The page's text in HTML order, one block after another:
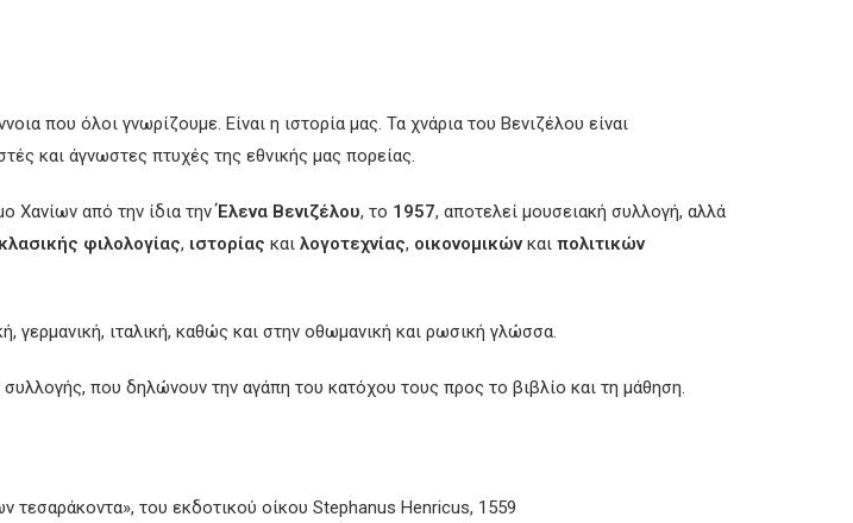
που όλοι γνωρίζουμε. Είναι η ιστορία μας. Τα χνάρια του Βενιζέλου είναι
και άγνωστες πτυχές της εθνικής μας πορείας.
Χανίων από την ίδια τηνΈλενα Βενιζέλου, το 1957, αποτελεί μουσειακή συλλογή, αλλά
κλασικής φιλολογίας, ιστορίας και λογοτεχνίας, οικονομικών και πολιτικών
γερμανική, ιταλική, καθώς και στην οθωμανική και ρωσική γλώσσα.
που δηλώνουν την αγάπη του κατόχου τους προς το βιβλίο και τη μάθηση.
τεσαράκοντα», του εκδοτικού οίκου Stephanus Henricus, 1559